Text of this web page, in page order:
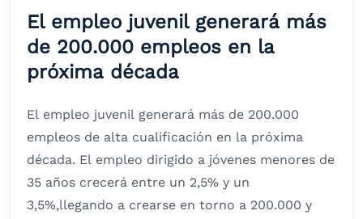
El empleo juvenil generará más
de 200.000 empleos en la
próxima década
El empleo juvenil generará más de 200.000
empleos de alta cualificación en la próxima
década. El empleo dirigido a jóvenes menores de
35 años crecerá entre un 2,5% y un
3,5%,llegando a crearse en torno a 200.000 y